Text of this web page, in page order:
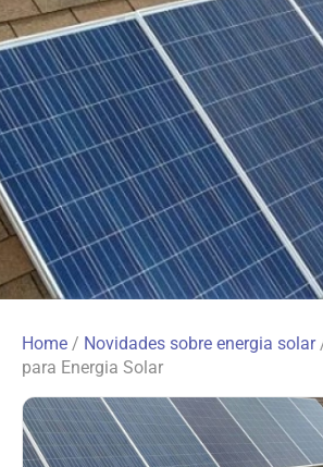
Home / Novidades sobre energia solar
para Energia Solar